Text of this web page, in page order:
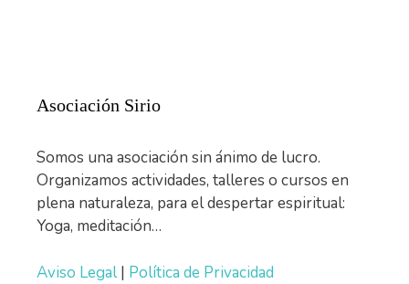
Asociación Sirio
Somos una asociación sin ánimo de lucro.
Organizamos actividades, talleres o cursos en
plena naturaleza, para el despertar espiritual:
Yoga, meditación…
Aviso Legal| Política de Privacidad